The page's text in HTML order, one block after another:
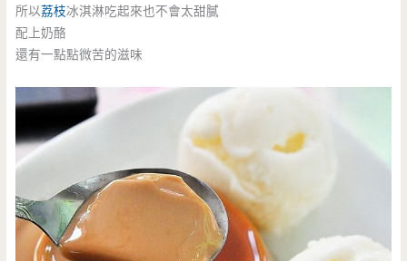
所以荔枝冰淇淋吃起來也不會太甜膩
配上奶酪
還有一點點微苦的滋味